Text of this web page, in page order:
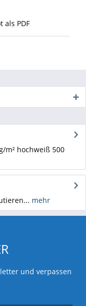
als PDF
m² hochweiß 500
mehr
und verpassen